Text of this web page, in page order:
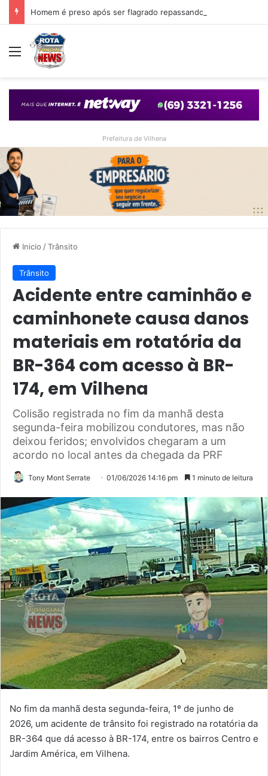
Menu
Prefeitura de Vilhena
Inicio /Trânsito
Trânsito
Acidente entre caminhão e
caminhonete causa danos
materiais em rotatória da
BR-364 com acesso à BR-
174, em Vilhena
Colisão registrada no fim da manhã desta
segunda-feira mobilizou condutores, mas não
deixou feridos; envolvidos chegaram a um
acordo no local antes da chegada da PRF
Tony Mont Serrate 01/06/2026 14:16 pm 1 minuto de leitura
No fim da manhã desta segunda-feira, 1º de junho de
2026, um acidente de trânsito foi registrado na rotatória da
BR-364 que dá acesso à BR-174, entre os bairros Centro e
Jardim América, em Vilhena.